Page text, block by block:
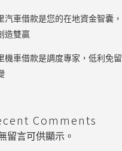
汽車借款是您的在地資金智囊
造雙贏
機車借款是調度專家，低利免
Comments
留言可供顯示。